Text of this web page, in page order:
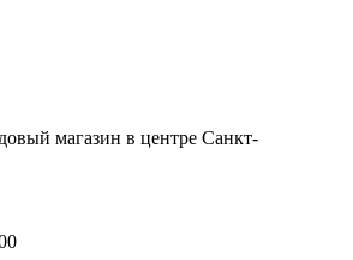
магазин в центре Санкт-